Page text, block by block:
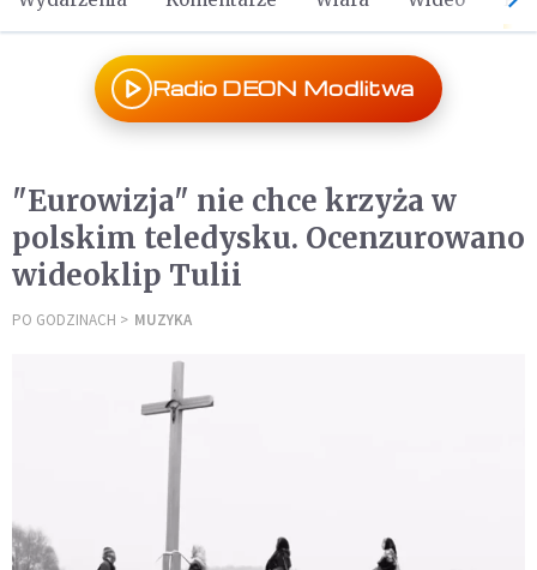
Radio DEON Modlitwa
"Eurowizja" nie chce krzyża w
polskim teledysku. Ocenzurowano
wideoklip Tulii
PO GODZINACH MUZYKA